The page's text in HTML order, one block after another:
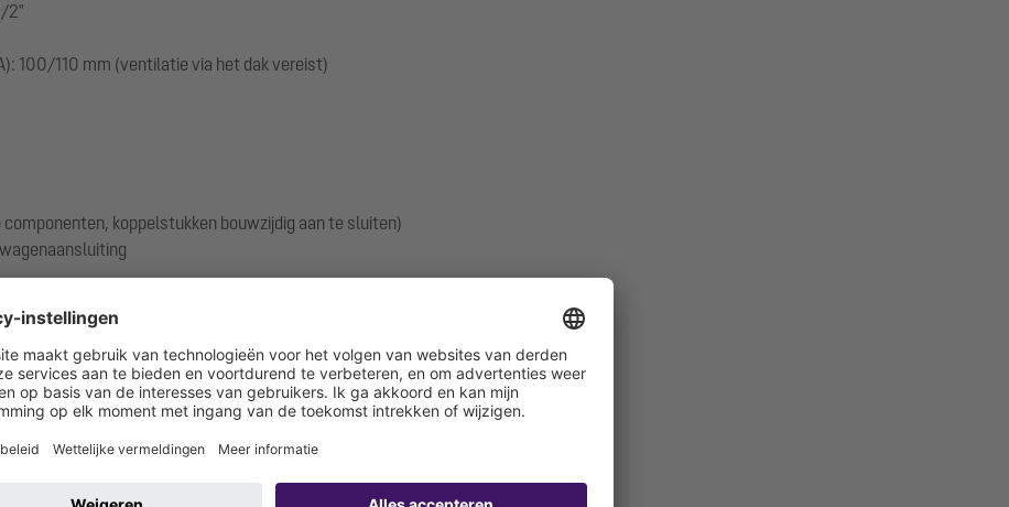
2"
100/110 mm (ventilatie via het dak vereist)
koppelstukken bouwzijdig aan te sluiten)